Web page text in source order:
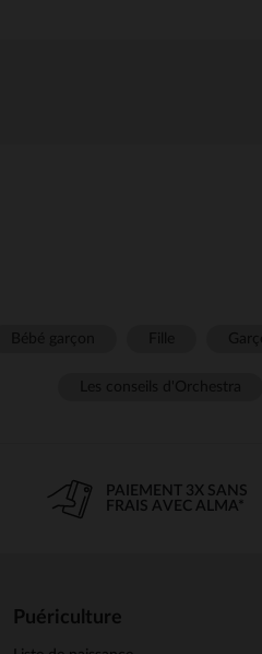
PAIEMENT 3X SANS
FRAIS AVEC ALMA*
Puériculture